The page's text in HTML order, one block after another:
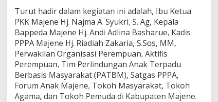
Turut hadir dalam kegiatan ini adalah, Ibu Ketua
PKK Majene Hj. Najma A. Syukri, S. Ag, Kepala
Bappeda Majene Hj. Andi Adlina Basharue, Kadis
PPPA Majene Hj. Riadiah Zakaria, S.Sos, MM,
Perwakilan Organisasi Perempuan, Aktifis
Perempuan, Tim Perlindungan Anak Terpadu
Berbasis Masyarakat (PATBM), Satgas PPPA,
Forum Anak Majene, Tokoh Masyarakat, Tokoh
Agama, dan Tokoh Pemuda di Kabupaten Majene.